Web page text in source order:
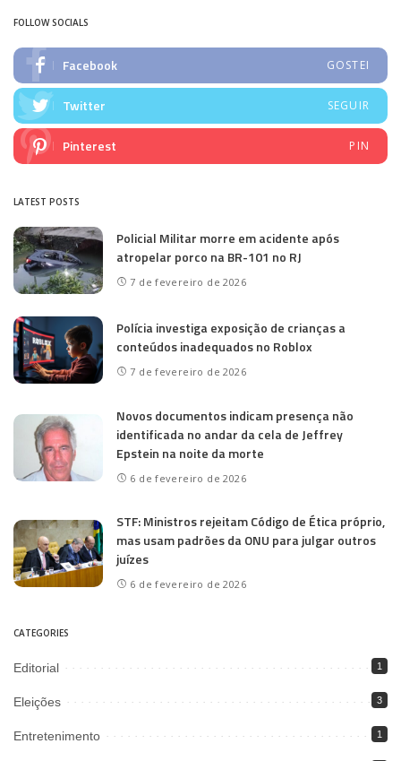
FOLLOW SOCIALS
Facebook GOSTEI
Twitter SEGUIR
Pinterest PIN
LATEST POSTS
Policial Militar morre em acidente após
atropelar porco na BR-101 no RJ
7 de fevereiro de 2026
Polícia investiga exposição de crianças a
conteúdos inadequados no Roblox
7 de fevereiro de 2026
Novos documentos indicam presença não
identificada no andar da cela de Jeffrey
Epstein na noite da morte
6 de fevereiro de 2026
STF: Ministros rejeitam Código de Ética próprio,
mas usam padrões da ONU para julgar outros
juízes
6 de fevereiro de 2026
CATEGORIES
Editorial 1
Eleições 3
Entretenimento 1